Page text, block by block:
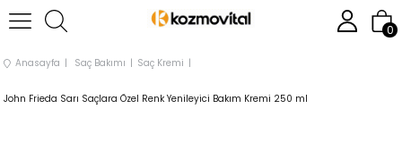
0
Anasayfa Saç Bakımı Saç Kremi
John Frieda Sarı Saçlara Özel Renk Yenileyici Bakım Kremi 250 ml